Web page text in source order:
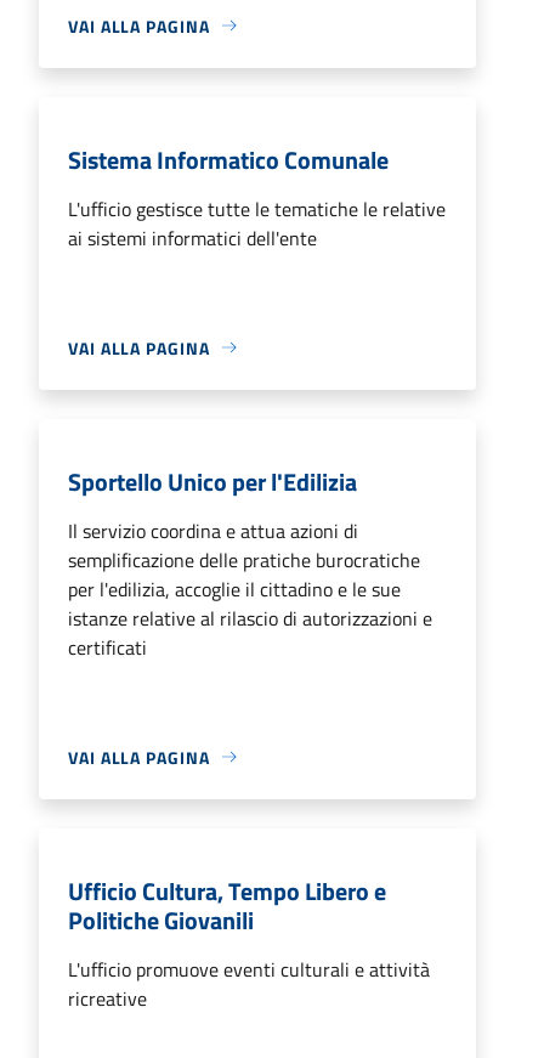
VAI ALLA PAGINA
Sistema Informatico Comunale
L'ufficio gestisce tutte le tematiche le relative
ai sistemi informatici dell'ente
VAI ALLA PAGINA
Sportello Unico per l'Edilizia
Il servizio coordina e attua azioni di
semplificazione delle pratiche burocratiche
per l'edilizia, accoglie il cittadino e le sue
istanze relative al rilascio di autorizzazioni e
certificati
VAI ALLA PAGINA
Ufficio Cultura, Tempo Libero e
Politiche Giovanili
L'ufficio promuove eventi culturali e attività
ricreative